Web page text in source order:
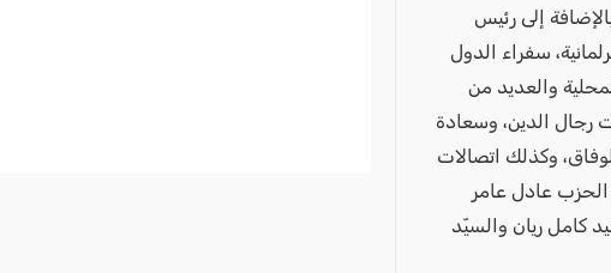
إلى رئيس
سفراء الدول
والعديد من
رجال الدين، وسعادة
وكذلك اتصالات
الحزب عادل عامر
كامل ريان والسيّد